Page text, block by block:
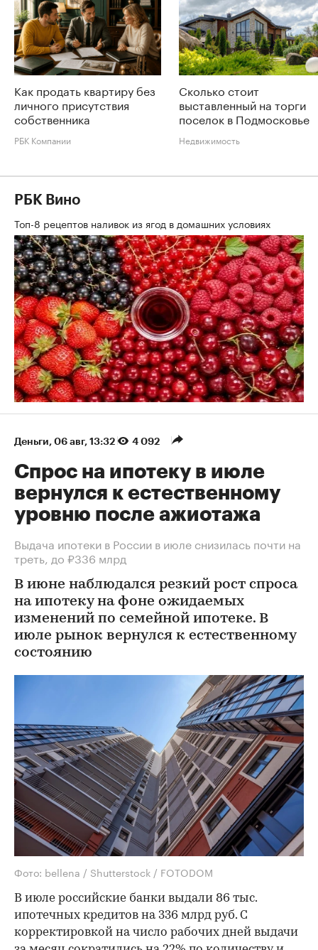
Как продать квартиру без
личного присутствия
собственника
РБК Компании
Сколько стоит
выставленный на торги
поселок в Подмосковье
Недвижимость
РБК Вино
Топ-8 рецептов наливок из ягод в домашних условиях
Деньги⁠, 06 авг, 13:32 4 092
Спрос на ипотеку в июле
вернулся к естественному
уровню после ажиотажа
Выдача ипотеки в России в июле снизилась почти на
треть, до ₽336 млрд
В июне наблюдался резкий рост спроса
на ипотеку на фоне ожидаемых
изменений по семейной ипотеке. В
июле рынок вернулся к естественному
состоянию
Фото: bellena / Shutterstock / FOTODOM
В июле российские банки выдали 86 тыс.
ипотечных кредитов на 336 млрд руб. С
корректировкой на число рабочих дней выдачи